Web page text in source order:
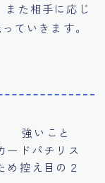
た相手に応じ
ていきます。
いこと
ードパチリス
め控え目の２